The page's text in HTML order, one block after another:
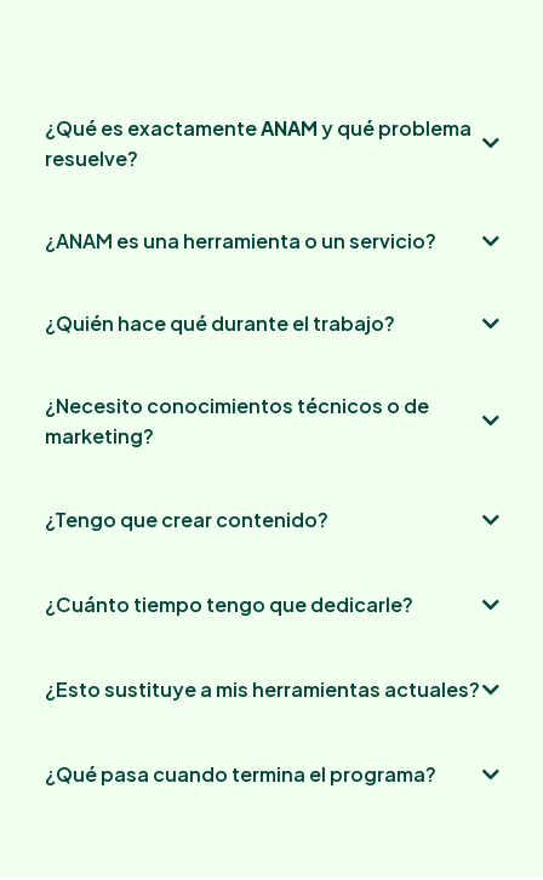
¿Qué es exactamenteANAMy qué problema
resuelve?
comunicación, seguimiento, contenidos y procesos.
¿ANAM es una herramienta o un servicio?
ANAM App es la herramienta
Nuestro trabajo es montar el sistema
¿Quién hace qué durante el trabajo?
sistema, dejamos los procesos montados, te guiamos
Tú (o la persona encargada):
¿Necesito conocimientos técnicos o de
marketing?
aprender.
¿Tengo que crear contenido?
¿Cuánto tiempo tengo que dedicarle?
ANAM
¿Esto sustituye a mis herramientas actuales?
¿Qué pasa cuando termina el programa?